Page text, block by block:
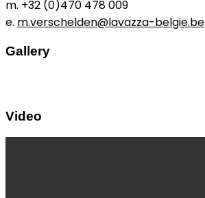
m. +32 (0)470 478 009
e. m.verschelden@lavazza-belgie.be
Gallery
Video